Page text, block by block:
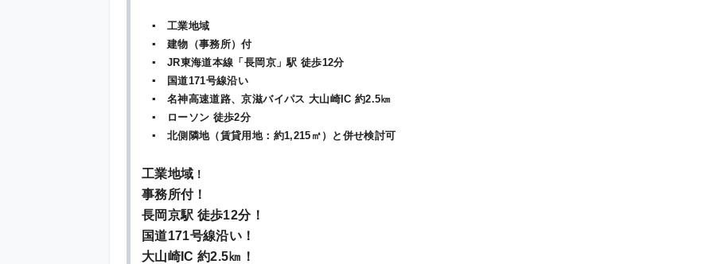
▪ 工業地域
▪ 建物（事務所）付
▪ JR東海道本線「長岡京」駅 徒歩12分
▪ 国道171号線沿い
▪ 名神高速道路、京滋バイパス 大山崎IC 約2.5㎞
▪ ローソン 徒歩2分
▪ 北側隣地（賃貸用地：約1,215㎡）と併せ検討可
工業地域 ！
事務所付！
長岡京駅 徒歩12分！
国道171号線沿い！
大山崎IC 約2.5㎞！